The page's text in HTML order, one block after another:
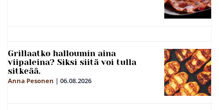
Grillaatko halloumin aina
viipaleina? Siksi siitä voi tulla
sitkeää.
Anna Pesonen | 06.08.2026